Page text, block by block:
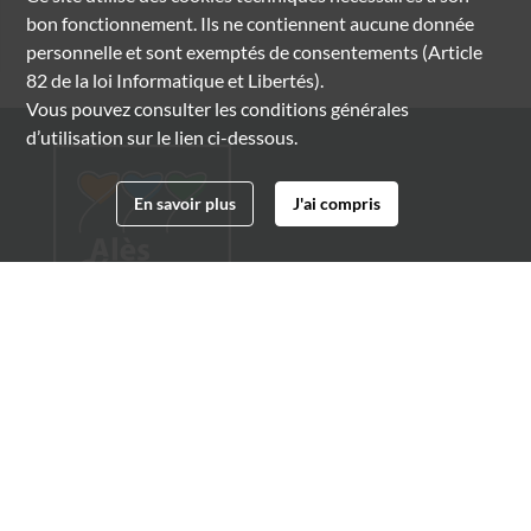
bon fonctionnement. Ils ne contiennent aucune donnée
personnelle et sont exemptés de consentements (Article
82 de la loi Informatique et Libertés).
Vous pouvez consulter les conditions générales
d’utilisation sur le lien ci-dessous.
En savoir plus J'ai compris